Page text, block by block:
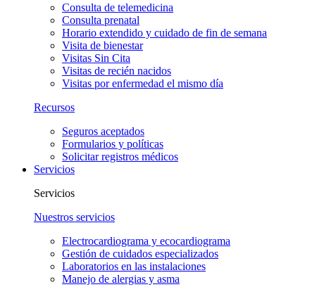
Consulta de telemedicina
Consulta prenatal
Horario extendido y cuidado de fin de semana
Visita de bienestar
Visitas Sin Cita
Visitas de recién nacidos
Visitas por enfermedad el mismo día
Recursos
Seguros aceptados
Formularios y políticas
Solicitar registros médicos
Servicios
Servicios
Nuestros servicios
Electrocardiograma y ecocardiograma
Gestión de cuidados especializados
Laboratorios en las instalaciones
Manejo de alergias y asma